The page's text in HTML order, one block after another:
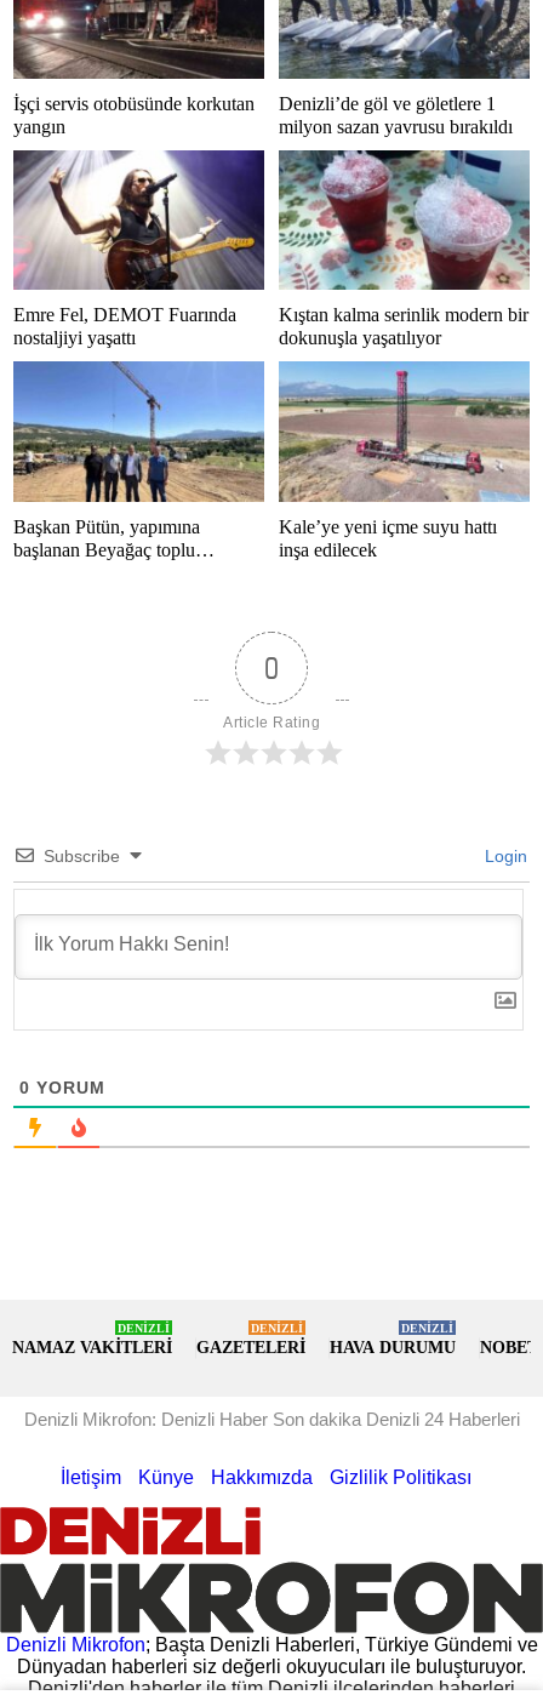
İşçi servis otobüsünde korkutan
yangın
Denizli’de göl ve göletlere 1
milyon sazan yavrusu bırakıldı
Emre Fel, DEMOT Fuarında
nostaljiyi yaşattı
Kıştan kalma serinlik modern bir
dokunuşla yaşatılıyor
Başkan Pütün, yapımına
başlanan Beyağaç toplu
Kale’ye yeni içme suyu hattı
inşa edilecek
0
Article Rating
Subscribe Login
0 YORUM
NAMAZ VAKİTLERİ
DENİZLİ
GAZETELERİ
DENİZLİ
HAVA DURUMU
DENİZLİ
Denizli Mikrofon: Denizli Haber Son dakika Denizli 24 Haberleri
İletişim Künye Hakkımızda Gizlilik Politikası
Denizli Mikrofon; Başta Denizli Haberleri, Türkiye Gündemi ve
Dünyadan haberleri siz değerli okuyucuları ile buluşturuyor.
Denizli'den haberler ile tüm Denizli ilçelerinden haberleri